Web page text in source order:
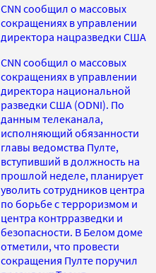
CNN сообщил о массовых
сокращениях в управлении
директора нацразведки США
CNN сообщил о массовых
сокращениях в управлении
директора национальной
разведки США (ODNI). По
данным телеканала,
исполняющий обязанности
главы ведомства Пулте,
вступивший в должность на
прошлой неделе, планирует
уволить сотрудников центра
по борьбе с терроризмом и
центра контрразведки и
безопасности. В Белом доме
отметили, что провести
сокращения Пулте поручил